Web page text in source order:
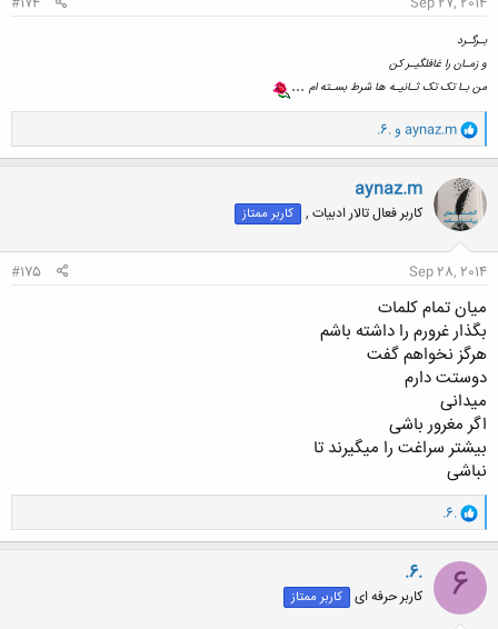
بـرگـرد
و زمـان را غافلگیـر کن
من بـا تک تک ثـانیـه ها شرط بسـته ام ...
و
ا
ک
ن
ش
ه
ا
aynaz.m و.6.
aynaz.m
کاربر فعال تالار ادبیات , کاربر ممتاز
Sep 28, 2014
#175
میان تمام کلمات
بگذار غرورم را داشته باشم
هرگز نخواهم گفت
دوستت دارم
میدانی
اگر مغرور باشی
بیشتر سراغت را میگیرند تا
نباشی
و
ا
ک
ن
ش
ه
ا
.6.
6
.6.
کاربر حرفه ای کاربر ممتاز